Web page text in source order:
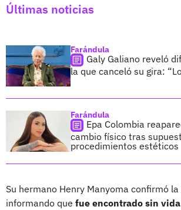
Últimas noticias
Farándula
Galy Galiano reveló
la que canceló su gira:
Farándula
Epa Colombia
cambio físico tras
procedimientos estéticos
Su hermano Henry Manyoma confirmó
informando que fue encontrado sin